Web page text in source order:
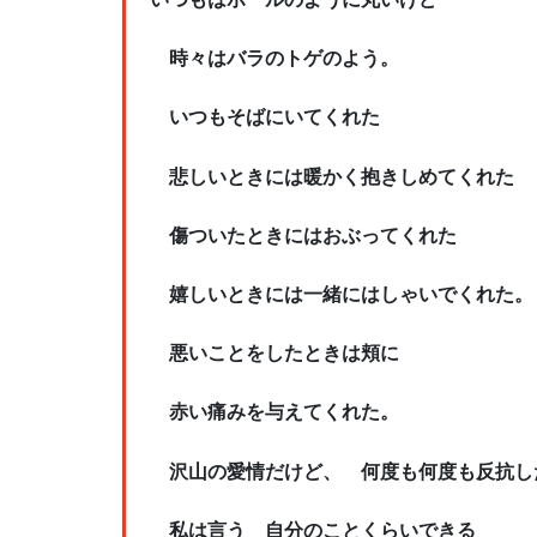
時々はバラのトゲのよう。
いつもそばにいてくれた
悲しいときには暖かく抱きしめてくれた
傷ついたときにはおぶってくれた
嬉しいときには一緒にはしゃいでくれた。
悪いことをしたときは頬に
赤い痛みを与えてくれた。
沢山の愛情だけど、 何度も何度も反抗し
私は言う 自分のことくらいできる